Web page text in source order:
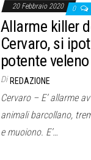
20 Febbraio 2020 0
Allarme killer
Cervaro, si
potente veleno
Di REDAZIONE
Cervaro – E’ allarme
animali barcollano,
e muoiono. E’…